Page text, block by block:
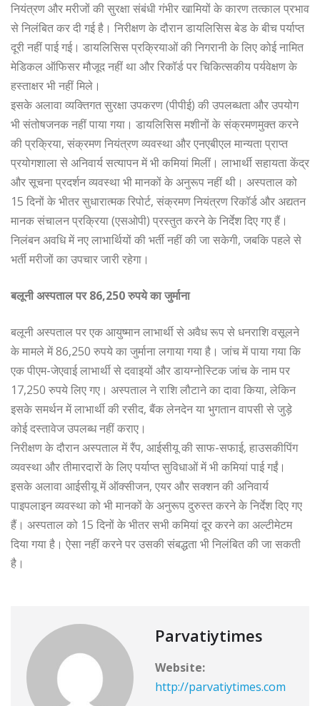
नियंत्रण और मरीजों की सुरक्षा संबंधी गंभीर खामियों के कारण तत्काल प्रभाव
से निलंबित कर दी गई है। निरीक्षण के दौरान डायलिसिस बेड के बीच पर्याप्त
दूरी नहीं पाई गई। डायलिसिस प्रक्रियाओं की निगरानी के लिए कोई नामित
मेडिकल ऑफिसर मौजूद नहीं था और रिकॉर्ड पर चिकित्सकीय पर्यवेक्षण के
हस्ताक्षर भी नहीं मिले।
इसके अलावा व्यक्तिगत सुरक्षा उपकरण (पीपीई) की उपलब्धता और उपयोग
भी संतोषजनक नहीं पाया गया। डायलिसिस मशीनों के संक्रमणमुक्त करने
की प्रक्रिया, संक्रमण नियंत्रण व्यवस्था और एनएबीएल मान्यता प्राप्त
प्रयोगशाला से अनिवार्य सत्यापन में भी कमियां मिलीं। लाभार्थी सहायता केंद्र
और सूचना प्रदर्शन व्यवस्था भी मानकों के अनुरूप नहीं थी। अस्पताल को
15 दिनों के भीतर सुधारात्मक रिपोर्ट, संक्रमण नियंत्रण रिकॉर्ड और अद्यतन
मानक संचालन प्रक्रिया (एसओपी) प्रस्तुत करने के निर्देश दिए गए हैं।
निलंबन अवधि में नए लाभार्थियों की भर्ती नहीं की जा सकेगी, जबकि पहले से
भर्ती मरीजों का उपचार जारी रहेगा।
बलूनी अस्पताल पर 86,250 रुपये का जुर्माना
बलूनी अस्पताल पर एक आयुष्मान लाभार्थी से अवैध रूप से धनराशि वसूलने
के मामले में 86,250 रुपये का जुर्माना लगाया गया है। जांच में पाया गया कि
एक पीएम-जेएवाई लाभार्थी से दवाइयों और डायग्नोस्टिक जांच के नाम पर
17,250 रुपये लिए गए। अस्पताल ने राशि लौटाने का दावा किया, लेकिन
इसके समर्थन में लाभार्थी की रसीद, बैंक लेनदेन या भुगतान वापसी से जुड़े
कोई दस्तावेज उपलब्ध नहीं कराए।
निरीक्षण के दौरान अस्पताल में रैंप, आईसीयू की साफ-सफाई, हाउसकीपिंग
व्यवस्था और तीमारदारों के लिए पर्याप्त सुविधाओं में भी कमियां पाई गईं।
इसके अलावा आईसीयू में ऑक्सीजन, एयर और सक्शन की अनिवार्य
पाइपलाइन व्यवस्था को भी मानकों के अनुरूप दुरुस्त करने के निर्देश दिए गए
हैं। अस्पताल को 15 दिनों के भीतर सभी कमियां दूर करने का अल्टीमेटम
दिया गया है। ऐसा नहीं करने पर उसकी संबद्धता भी निलंबित की जा सकती
है।
Parvatiytimes
Website:
http://parvatiytimes.com